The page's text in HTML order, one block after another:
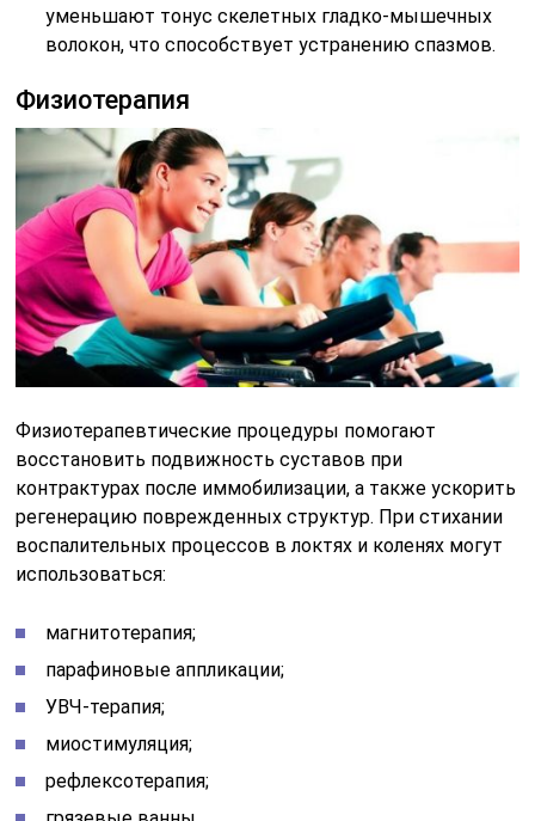
уменьшают тонус скелетных гладко-мышечных
волокон, что способствует устранению спазмов.
Физиотерапия
Физиотерапевтические процедуры помогают
восстановить подвижность суставов при
контрактурах после иммобилизации, а также ускорить
регенерацию поврежденных структур. При стихании
воспалительных процессов в локтях и коленях могут
использоваться:
магнитотерапия;
парафиновые аппликации;
УВЧ-терапия;
миостимуляция;
рефлексотерапия;